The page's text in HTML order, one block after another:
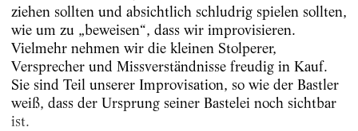
ziehen sollten und absichtlich schludrig spielen sollten,
wie um zu „beweisen“, dass wir improvisieren.
Vielmehr nehmen wir die kleinen Stolperer,
Versprecher und Missverständnisse freudig in Kauf.
Sie sind Teil unserer Improvisation, so wie der Bastler
weiß, dass der Ursprung seiner Bastelei noch sichtbar
ist.